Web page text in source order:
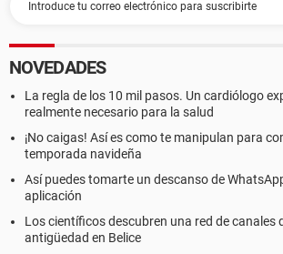
NOVEDADES
La regla de los 10 mil pasos. Un cardiólogo
realmente necesario para la salud
¡No caigas! Así es como te manipulan para
temporada navideña
Así puedes tomarte un descanso de
aplicación
Los científicos descubren una red de canales
antigüedad en Belice